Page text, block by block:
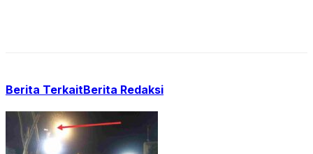
Berita TerkaitBerita Redaksi